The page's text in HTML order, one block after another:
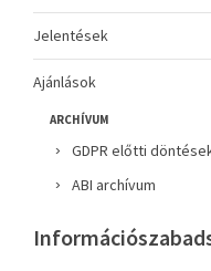
Jelentések
Ajánlások
ARCHÍVUM
GDPR előtti
ABI archívum